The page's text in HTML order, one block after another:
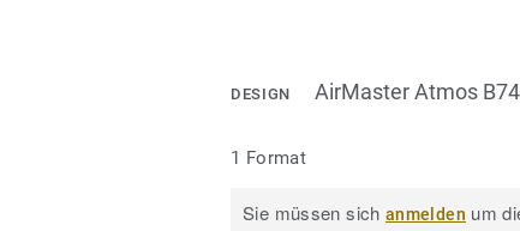
DESIGN AirMaster Atmos
1 Format
Sie müssen sichanmelden um